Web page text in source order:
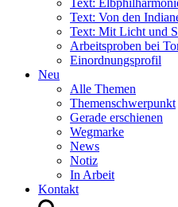
Text:
Text: Von den
Text: Mit Licht und
Arbeitsproben bei
Einordnungsprofil
Neu
Alle Themen
Themenschwerpunkt
Gerade erschienen
Wegmarke
News
Notiz
In Arbeit
Kontakt